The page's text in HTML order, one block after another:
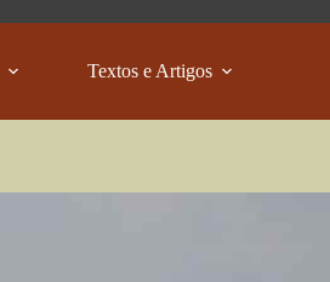
Textos e Artigos